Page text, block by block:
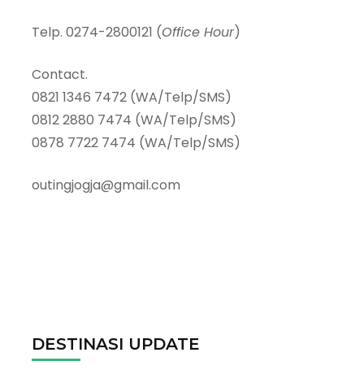
Telp. 0274-2800121 (Office Hour)
Contact.
0821 1346 7472 (WA/Telp/SMS)
0812 2880 7474 (WA/Telp/SMS)
0878 7722 7474 (WA/Telp/SMS)
outingjogja@gmail.com
DESTINASI UPDATE